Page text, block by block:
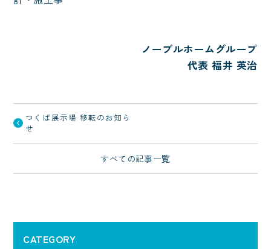
ノーブルホームグループ
代表 福井 英治
つくば展示場 移転のお知ら
せ
すべての記事一覧
CATEGORY